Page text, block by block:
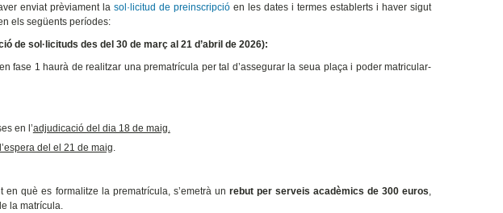
enviat prèviament lasol·licitud de preinscripció en les dates i termes establerts i haver sigut
els següents períodes:
de sol·licituds des del 30 de març al 21 d’abril de 2026):
fase 1 haurà de realitzar una prematrícula per tal d’assegurar la seua plaça i poder matricular-
en l’adjudicació del dia 18 de maig.
del el 21 de maig.
en què es formalitze la prematrícula, s’emetrà un rebut per serveis acadèmics de 300 euros,
la matrícula.